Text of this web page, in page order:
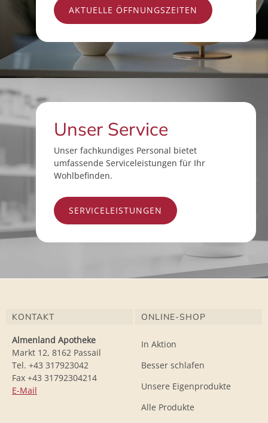
AKTUELLE ÖFFNUNGSZEITEN
Unser Service
Unser fachkundiges Personal bietet
umfassende Serviceleistungen für Ihr
Wohlbefinden.
SERVICELEISTUNGEN
KONTAKT
Almenland Apotheke
Markt 12, 8162 Passail
Tel. +43 317923042
Fax +43 31792304214
E-Mail
ONLINE-SHOP
In Aktion
Besser schlafen
Unsere Eigenprodukte
Alle Produkte